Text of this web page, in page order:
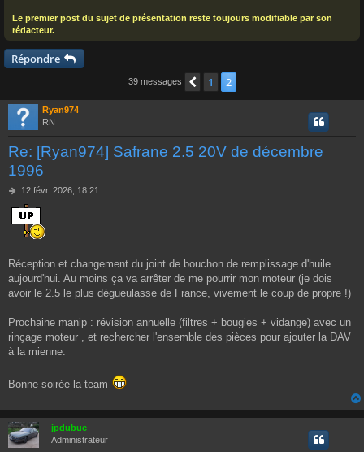
Le premier post du sujet de présentation reste toujours modifiable par son
rédacteur.
Répondre
39 messages Précédent
1 2
Ryan974
RN
Re: [Ryan974] Safrane 2.5 20V de décembre
1996
M
s
s
e
12 févr. 2026, 18:21
Réception et changement du joint de bouchon de remplissage d'huile
aujourd'hui. Au moins ça va arrêter de me pourrir mon moteur (je dois
avoir le 2.5 le plus dégueulasse de France, vivement le coup de propre !)
Prochaine manip : révision annuelle (filtres + bougies + vidange) avec un
rinçage moteur , et rechercher l'ensemble des pièces pour ajouter la DAV
à la mienne.
Bonne soirée la team
jpdubuc
Administrateur